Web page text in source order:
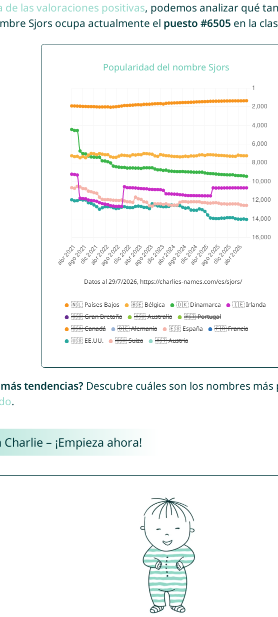
de las valoraciones positivas, podemos analizar qué
Sjors ocupa actualmente el puesto #6505 en la
tendencias? Descubre cuáles son los nombres
.
– ¡Empieza ahora!